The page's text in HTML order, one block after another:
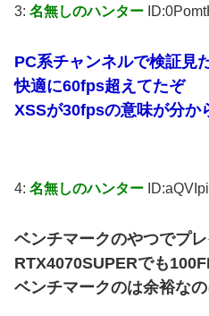
3: 名無しのハンター
PC系チャンネルで検証見
快適に60fps超えてたぞ
XSSが30fpsの意味が分か
4: 名無しのハンター
ベンチマークのやつでプ
RTX4070SUPERでも
ベンチマークのは余裕な